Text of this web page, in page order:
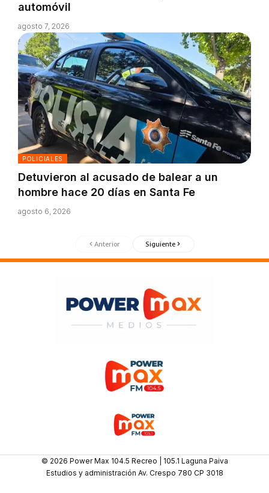
automóvil
agosto 7, 2026
POLICIALES
Detuvieron al acusado de balear a un
hombre hace 20 días en Santa Fe
agosto 6, 2026
Anterior Siguiente
© 2026 Power Max 104.5 Recreo | 105.1 Laguna Paiva
Estudios y administración Av. Crespo 780 CP 3018